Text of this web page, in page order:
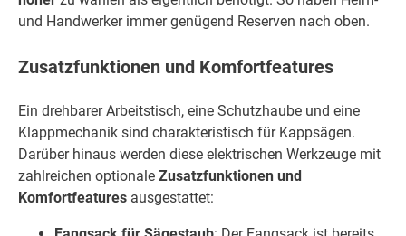
und Handwerker immer genügend Reserven nach oben.
Zusatzfunktionen und Komfortfeatures
Ein drehbarer Arbeitstisch, eine Schutzhaube und eine
Klappmechanik sind charakteristisch für Kappsägen.
Darüber hinaus werden diese elektrischen Werkzeuge mit
zahlreichen optionale Zusatzfunktionen und
Komfortfeatures ausgestattet: